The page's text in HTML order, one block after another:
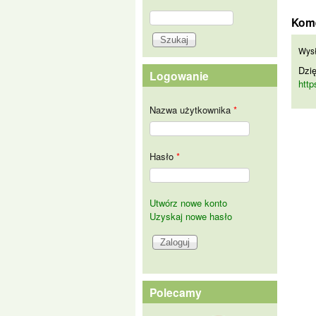
Formularz wyszukiwania
Szukaj
Logowanie
Nazwa użytkownika *
Hasło *
Utwórz nowe konto
Uzyskaj nowe hasło
Polecamy